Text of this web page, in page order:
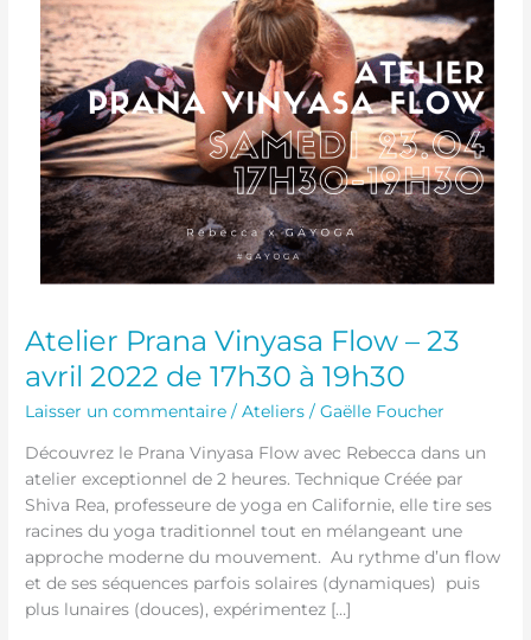
Atelier Prana Vinyasa Flow – 23
avril 2022 de 17h30 à 19h30
Laisser un commentaire /Ateliers /Gaëlle Foucher
Découvrez le Prana Vinyasa Flow avec Rebecca dans un
atelier exceptionnel de 2 heures. Technique Créée par
Shiva Rea, professeure de yoga en Californie, elle tire ses
racines du yoga traditionnel tout en mélangeant une
approche moderne du mouvement. Au rythme d’un flow
et de ses séquences parfois solaires (dynamiques) puis
plus lunaires (douces), expérimentez […]
2022
de
17h30
19h30